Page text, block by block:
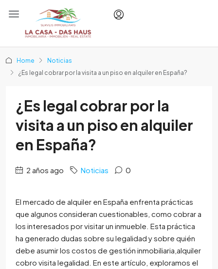
Home
Noticias
¿Es legal cobrar por la visita a un piso en alquiler en España?
¿Es legal cobrar por la
visita a un piso en alquiler
en España?
2 años ago Noticias 0
El mercado de alquiler en España enfrenta prácticas
que algunos consideran cuestionables, como cobrar a
los interesados por visitar un inmueble. Esta práctica
ha generado dudas sobre su legalidad y sobre quién
debe asumir los costos de gestión inmobiliaria,alquiler
cobro visita legalidad. En este artículo, exploramos el